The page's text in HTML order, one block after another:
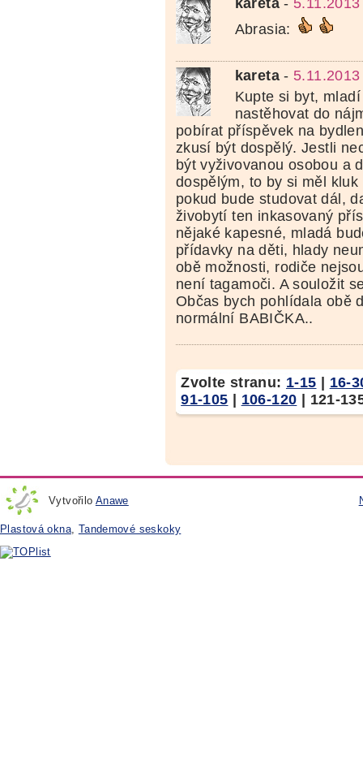
kareta-
Abrasia:
kareta-
Kupte si byt,
nastěhovat do
pobírat příspěvek na
zkusí být dospělý. Jestli
být vyživovanou osobou a
dospělým, to by si měl
pokud bude studovat dál,
živobytí ten inkasovaný
nějaké kapesné, mladá
přídavky na děti, hlady
obě možnosti, rodiče
není tagamoči. A souložit
Občas bych pohlídala obě
normální BABIČKA..
Zvolte stranu: 1-15
16-
91-105
106-120 121-
Vytvořilo Anawe
Plastová okna, Tandemové seskoky